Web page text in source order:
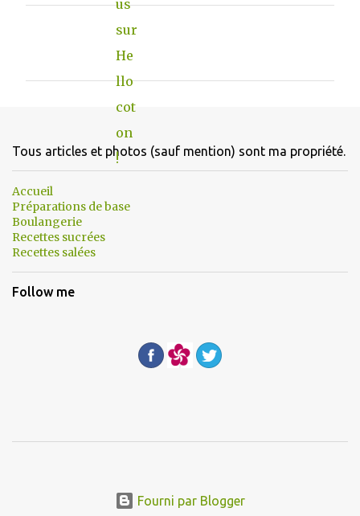
a
i
r
e
Tous articles et photos (sauf mention) sont ma propriété.
Accueil
Préparations de base
Boulangerie
Recettes sucrées
Recettes salées
Follow me
Fourni par Blogger